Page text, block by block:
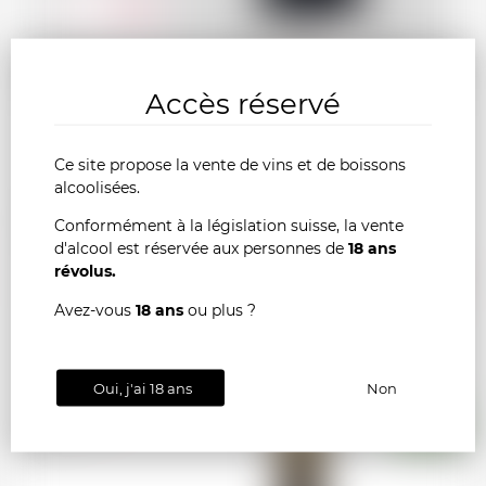
Réserve" 2016
-
France
Accès réservé
Ce site propose la vente de vins et de boissons
alcoolisées.
Conformément à la législation suisse, la vente
d'alcool est réservée aux personnes de 18 ans
révolus.
Avez-vous 18 ans ou plus ?
Oui, j'ai 18 ans Non